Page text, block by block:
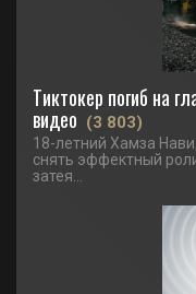
Тиктокер погиб на
видео (3 803)
18-летний Хамза
снять эффектный
затея...